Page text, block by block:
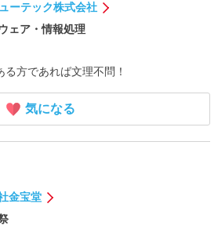
ーテック株式会社
ェア・情報処理
る方であれば文理不問！
気になる
金宝堂